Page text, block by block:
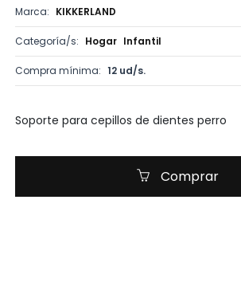
Marca: KIKKERLAND
Categoría/s: Hogar Infantil
Compra mínima: 12 ud/s.
Soporte para cepillos de dientes perro
Comprar